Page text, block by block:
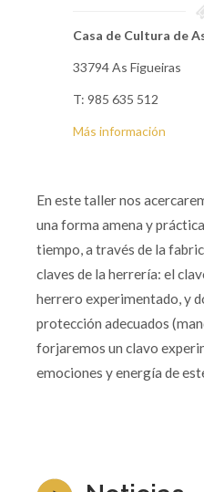
Casa de Cultura de
33794 As Figueiras
T: 985 635 512
Más información
En este taller nos
una forma amena y
tiempo, a través de la
claves de la herrería: el
herrero experimentado, y
protección adecuados
forjaremos un clavo
emociones y energía de